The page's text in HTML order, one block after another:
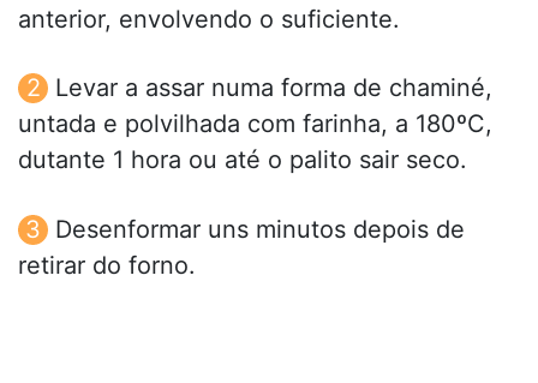
anterior, envolvendo o suficiente.
Levar a assar numa forma de chaminé,
untada e polvilhada com farinha, a 180ºC,
dutante 1 hora ou até o palito sair seco.
Desenformar uns minutos depois de
retirar do forno.